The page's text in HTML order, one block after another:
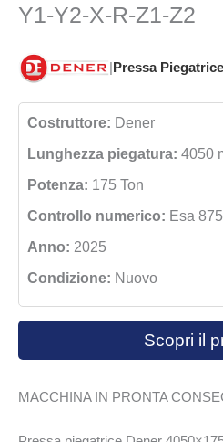
Y1-Y2-X-R-Z1-Z2
Pressa
Costruttore: Dener
Lunghezza piegatura: 4050
Potenza: 175 Ton
Controllo numerico: Esa
Anno: 2025
Condizione: Nuovo
Scopri il
MACCHINA IN PRONTA